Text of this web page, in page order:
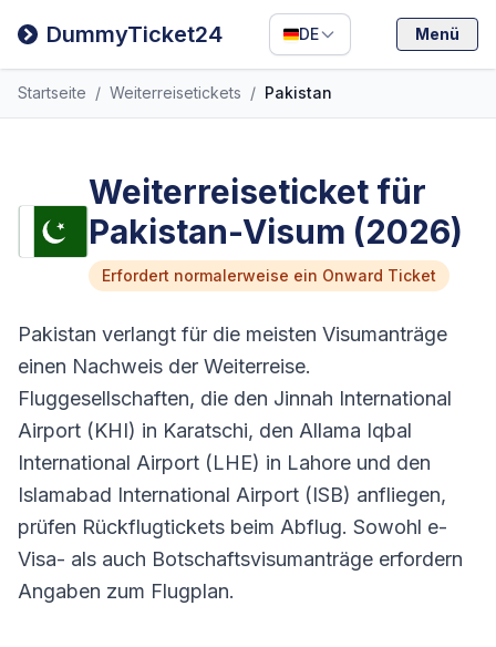
DummyTicket24 DE
Filipino
Deutsch
Español
Menü
Startseite / Weiterreisetickets / Pakistan
Weiterreiseticket für
Pakistan-Visum (2026)
Erfordert normalerweise ein Onward Ticket
Pakistan verlangt für die meisten Visumanträge
einen Nachweis der Weiterreise.
Fluggesellschaften, die den Jinnah International
Airport (KHI) in Karatschi, den Allama Iqbal
International Airport (LHE) in Lahore und den
Islamabad International Airport (ISB) anfliegen,
prüfen Rückflugtickets beim Abflug. Sowohl e-
Visa- als auch Botschaftsvisumanträge erfordern
Angaben zum Flugplan.